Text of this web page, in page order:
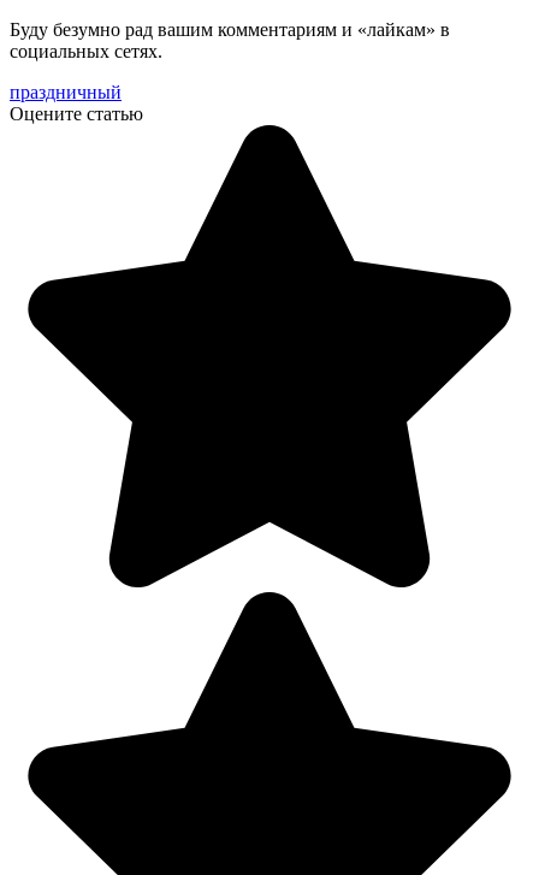
Буду безумно рад вашим комментариям и «лайкам» в
социальных сетях.
праздничный
Оцените статью